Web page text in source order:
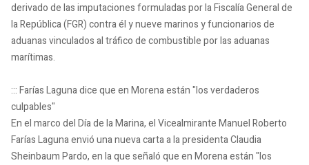
derivado de las imputaciones formuladas por la Fiscalía General de
la República (FGR) contra él y nueve marinos y funcionarios de
aduanas vinculados al tráfico de combustible por las aduanas
marítimas.
::: Farías Laguna dice que en Morena están "los verdaderos
culpables"
En el marco del Día de la Marina, el Vicealmirante Manuel Roberto
Farías Laguna envió una nueva carta a la presidenta Claudia
Sheinbaum Pardo, en la que señaló que en Morena están "los